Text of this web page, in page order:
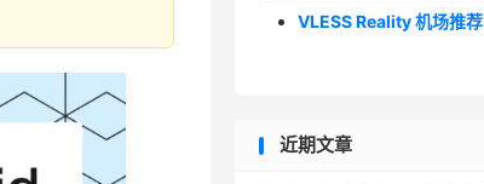
VLESS Reality 机场推荐
近期文章